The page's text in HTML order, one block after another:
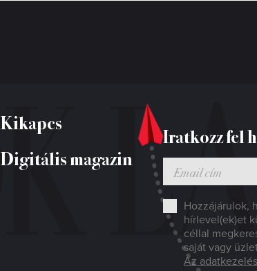
Kikapcs
Digitális magazin
Iratkozz fel
Hozzájárulok,
hírlevel(ek)et
céllal
saját vagy
Az